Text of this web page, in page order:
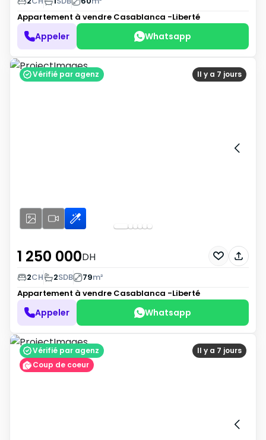
Appartement à vendre Casablanca -Liberté
Appeler Whatsapp
Il y a 7 jours
Vérifié par agenz
1 250 000DH
2CH 2SDB 79m²
Appartement à vendre Casablanca -Liberté
Appeler Whatsapp
Il y a 7 jours
Vérifié par agenz
Coup de coeur